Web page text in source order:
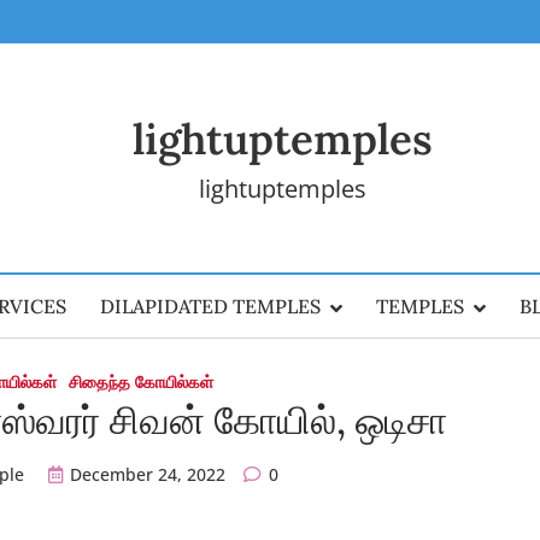
lightuptemples
lightuptemples
DILAPIDATED TEMPLES TEMPLES
சிதைந்த கோயில்கள்
சிவன் கோயில், ஒடிசா
December 24, 2022 0